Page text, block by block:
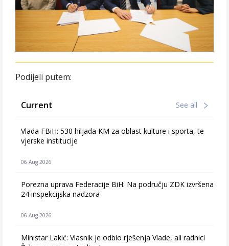
Podijeli putem:
Current See all
Vlada FBiH: 530 hiljada KM za oblast kulture i sporta, te
vjerske institucije
06 Aug 2026
Porezna uprava Federacije BiH: Na području ZDK izvršena
24 inspekcijska nadzora
06 Aug 2026
Ministar Lakić: Vlasnik je odbio rješenja Vlade, ali radnici